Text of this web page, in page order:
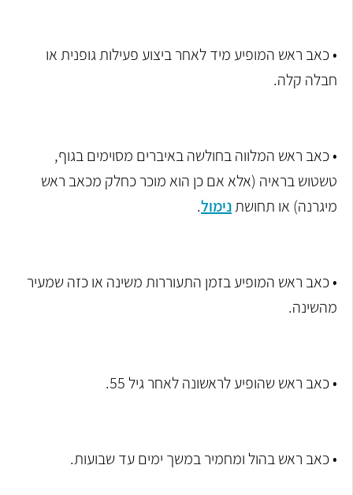
• כאב ראש המופיע מיד לאחר ביצוע פעילות גופנית או
חבלה קלה.
• כאב ראש המלווה בחולשה באיברים מסוימים בגוף,
טשטוש בראיה (אלא אם כן הוא מוכר כחלק מכאב ראש
מיגרנה) או תחושתנימול.
• כאב ראש המופיע בזמן התעוררות משינה או כזה שמעיר
מהשינה.
• כאב ראש שהופיע לראשונה לאחר גיל 55.
• כאב ראש בהול ומחמיר במשך ימים עד שבועות.